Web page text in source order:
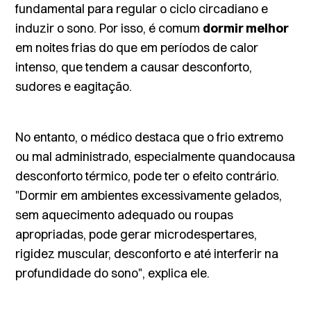
fundamental para regular o ciclo circadiano e
induzir o sono. Por isso, é comum dormir melhor
em noites frias do que em períodos de calor
intenso, que tendem a causar desconforto,
sudores e eagitação.
No entanto, o médico destaca que o frio extremo
ou mal administrado, especialmente quandocausa
desconforto térmico, pode ter o efeito contrário.
"Dormir em ambientes excessivamente gelados,
sem aquecimento adequado ou roupas
apropriadas, pode gerar microdespertares,
rigidez muscular, desconforto e até interferir na
profundidade do sono", explica ele.